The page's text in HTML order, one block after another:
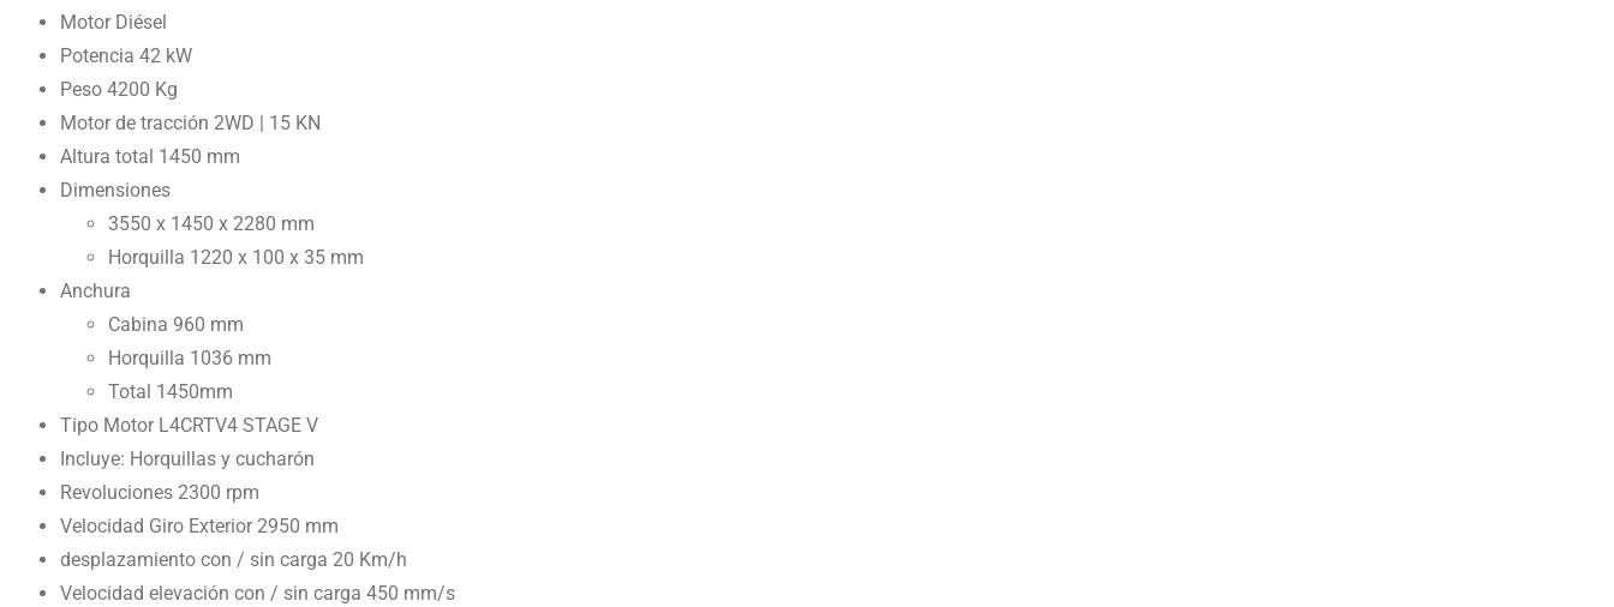
Motor Diésel
Potencia 42 kW
Peso 4200 Kg
Motor de tracción 2WD | 15 KN
Altura total 1450 mm
Dimensiones
3550 x 1450 x 2280 mm
Horquilla 1220 x 100 x 35 mm
Anchura
Cabina 960 mm
Horquilla 1036 mm
Total 1450mm
Tipo Motor L4CRTV4 STAGE V
Incluye: Horquillas y cucharón
Revoluciones 2300 rpm
Velocidad Giro Exterior 2950 mm
desplazamiento con / sin carga 20 Km/h
Velocidad elevación con / sin carga 450 mm/s